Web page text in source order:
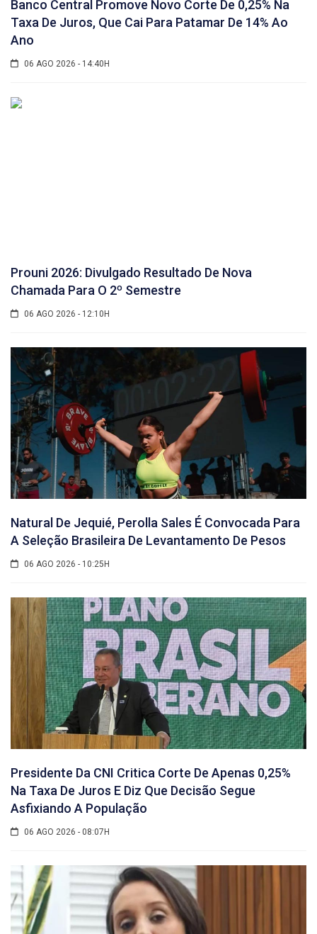
Banco Central Promove Novo Corte De 0,25% Na
Taxa De Juros, Que Cai Para Patamar De 14% Ao
Ano
06 AGO 2026 - 14:40H
Prouni 2026: Divulgado Resultado De Nova
Chamada Para O 2º Semestre
06 AGO 2026 - 12:10H
Natural De Jequié, Perolla Sales É Convocada Para
A Seleção Brasileira De Levantamento De Pesos
06 AGO 2026 - 10:25H
Presidente Da CNI Critica Corte De Apenas 0,25%
Na Taxa De Juros E Diz Que Decisão Segue
Asfixiando A População
06 AGO 2026 - 08:07H